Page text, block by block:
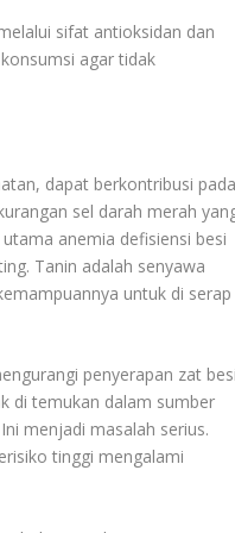
sifat antioksidan dan
agar tidak
dapat berkontribusi pada
sel darah merah
anemia defisiensi besi
Tanin adalah senyawa
untuk di serap
penyerapan zat besi
di temukan dalam sumber
menjadi masalah serius.
tinggi mengalami